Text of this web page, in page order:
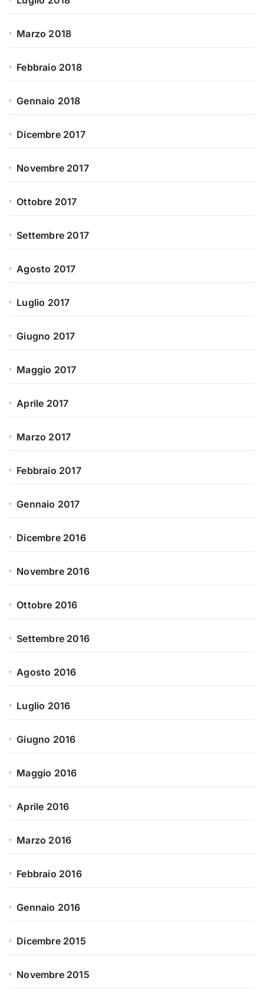
Marzo 2018
Febbraio 2018
Gennaio 2018
Dicembre 2017
Novembre 2017
Ottobre 2017
Settembre 2017
Agosto 2017
Luglio 2017
Giugno 2017
Maggio 2017
Aprile 2017
Marzo 2017
Febbraio 2017
Gennaio 2017
Dicembre 2016
Novembre 2016
Ottobre 2016
Settembre 2016
Agosto 2016
Luglio 2016
Giugno 2016
Maggio 2016
Aprile 2016
Marzo 2016
Febbraio 2016
Gennaio 2016
Dicembre 2015
Novembre 2015